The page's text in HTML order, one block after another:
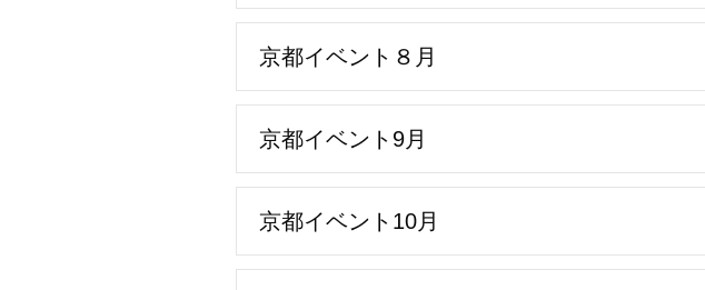
京都イベント８月
京都イベント9月
京都イベント10月